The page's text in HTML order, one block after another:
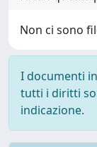
Non ci sono
I documenti
tutti i diritti
indicazione.